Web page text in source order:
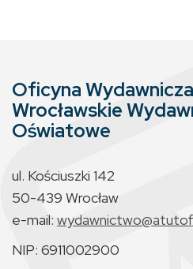
Oficyna
Wrocławskie
Oświatowe
ul. Kościuszki 142
50-439 Wrocław
e-mail:
NIP: 6911002900